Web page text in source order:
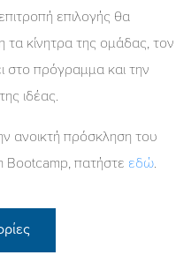
επιλογής θα
τα κίνητρα της ομάδας, τον
στο πρόγραμμα και την
ιδέας.
ανοικτή πρόσκληση του
Bootcamp, πατήστε εδώ.